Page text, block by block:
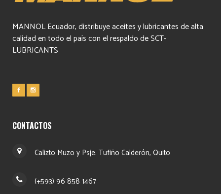
MANNOL Ecuador, distribuye aceites y lubricantes de alta
calidad en todo el país con el respaldo de SCT-
LUBRICANTS
CONTACTOS
Calizto Muzo y Psje. Tufiño Calderón, Quito
(+593) 96 858 1467